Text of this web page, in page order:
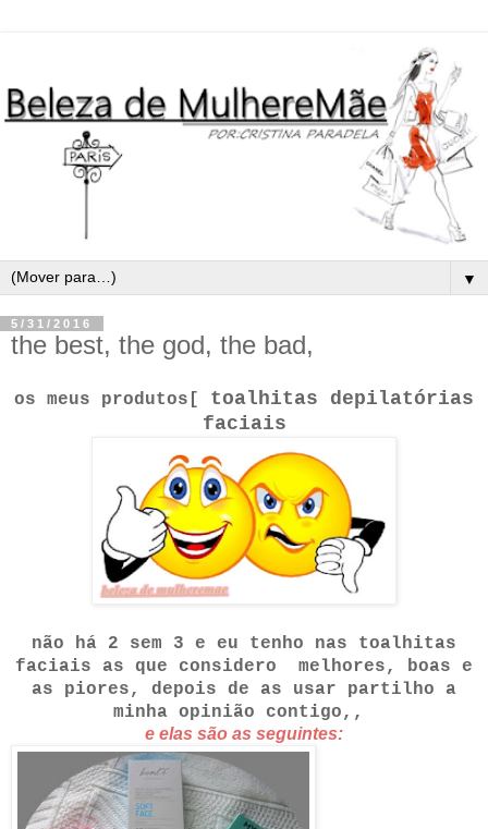
▼
5/31/2016
the best, the god, the bad,
os meus produtos[ toalhitas depilatórias
faciais
não há 2 sem 3 e eu tenho nas toalhitas
faciais as que considero melhores, boas e
as piores, depois de as usar partilho a
minha opinião contigo,,
e elas são as seguintes: